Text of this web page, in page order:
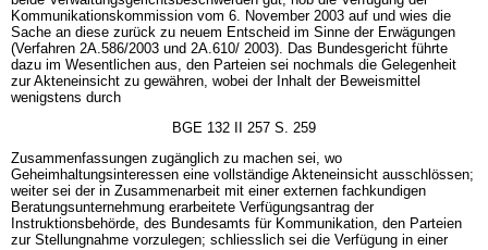
Kommunikationskommission vom 6. November 2003 auf und wies die
Sache an diese zurück zu neuem Entscheid im Sinne der Erwägungen
(Verfahren 2A.586/2003 und 2A.610/ 2003). Das Bundesgericht führte
dazu im Wesentlichen aus, den Parteien sei nochmals die Gelegenheit
zur Akteneinsicht zu gewähren, wobei der Inhalt der Beweismittel
wenigstens durch
BGE 132 II 257 S. 259
Zusammenfassungen zugänglich zu machen sei, wo
Geheimhaltungsinteressen eine vollständige Akteneinsicht ausschlössen;
weiter sei der in Zusammenarbeit mit einer externen fachkundigen
Beratungsunternehmung erarbeitete Verfügungsantrag der
Instruktionsbehörde, des Bundesamts für Kommunikation, den Parteien
zur Stellungnahme vorzulegen; schliesslich sei die Verfügung in einer